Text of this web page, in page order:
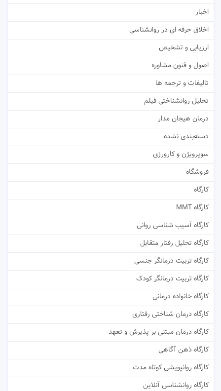
اخبار
اخلاق حرفه ای در روانشناسی
ارزیابی و تشخیص
اصول و فنون مشاوره
تالیفات و ترجمه ها
تحلیل روانشناختی فیلم
درمان هیجان مدار
دسته‌بندی نشده
سوپرویژن و کارورزی
فروشگاه
کارگاه
کارگاه MMT
کارگاه آسیب شناسی روانی
کارگاه تحلیل رفتار متقابل
کارگاه تربیت درمانگر جنسی
کارگاه تربیت درمانگر کودک
کارگاه خانواده درمانی
کارگاه درمان شناختی رفتاری
کارگاه درمان مبتنی بر پذیرش و تعهد
کارگاه ذهن آگاهی
کارگاه روانپویشی کوتاه مدت
کارگاه روانشناسی آنلاین